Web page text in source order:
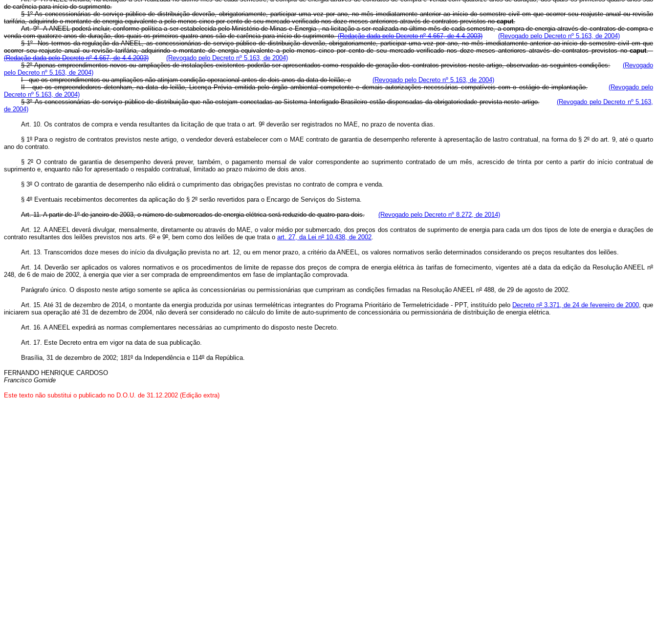
de carência para início do suprimento.
§ 1º As concessionárias de serviço público de distribuição deverão, obrigatoriamente, participar uma vez por ano, no mês imediatamente anterior ao início do semestre civil em que ocorrer seu reajuste anual ou revisão
tarifária, adquirindo o montante de energia equivalente a pelo menos cinco por cento de seu mercado verificado nos doze meses anteriores através de contratos previstos nocaput.
Art. 9º A ANEEL poderá incluir, conforme política a ser estabelecida pelo Ministério de Minas e Energia , na licitação a ser realizada no último mês de cada semestre, a compra de energia através de contratos de compra e
venda com quatorze anos de duração, dos quais os primeiros quatro anos são de carência para início do suprimento.(Redação dada pelo Decreto nº 4.667, de 4.4.2003)
(Revogado pelo Decreto nº 5.163, de 2004)
§ 1º Nos termos da regulação da ANEEL, as concessionárias de serviço público de distribuição deverão, obrigatoriamente, participar uma vez por ano, no mês imediatamente anterior ao início do semestre civil em que
ocorrer seu reajuste anual ou revisão tarifária, adquirindo o montante de energia equivalente a pelo menos cinco por cento de seu mercado verificado nos doze meses anteriores através de contratos previstos nocaput.
(Redação dada pelo Decreto nº 4.667, de 4.4.2003)
(Revogado pelo Decreto nº 5.163, de 2004)
§ 2º Apenas empreendimentos novos ou ampliações de instalações existentes poderão ser apresentados como respaldo de geração dos contratos previstos neste artigo, observadas as seguintes condições:
(Revogado
pelo Decreto nº 5.163, de 2004)
I - que os empreendimentos ou ampliações não atinjam condição operacional antes de dois anos da data do leilão; e
(Revogado pelo Decreto nº 5.163, de 2004)
II - que os empreendedores detenham, na data do leilão, Licença Prévia emitida pelo órgão ambiental competente e demais autorizações necessárias compatíveis com o estágio de implantação.
(Revogado pelo
Decreto nº 5.163, de 2004)
§ 3º As concessionárias de serviço público de distribuição que não estejam conectadas ao Sistema Interligado Brasileiro estão dispensadas da obrigatoriedade prevista neste artigo.
(Revogado pelo Decreto nº 5.163,
de 2004)
Art. 10. Os contratos de compra e venda resultantes da licitação de que trata o art. 9º deverão ser registrados no MAE, no prazo de noventa dias.
§ 1ºPara o registro de contratos previstos neste artigo, o vendedor deverá estabelecer com o MAE contrato de garantia de desempenho referente à apresentação de lastro contratual, na forma do § 2º do art. 9, até o quarto
ano do contrato.
§ 2ºO contrato de garantia de desempenho deverá prever, também, o pagamento mensal de valor correspondente ao suprimento contratado de um mês, acrescido de trinta por cento a partir do início contratual de
suprimento e, enquanto não for apresentado o respaldo contratual, limitado ao prazo máximo de dois anos.
§ 3º O contrato de garantia de desempenho não elidirá o cumprimento das obrigações previstas no contrato de compra e venda.
§ 4º Eventuais recebimentos decorrentes da aplicação do § 2º serão revertidos para o Encargo de Serviços do Sistema.
Art. 11. A partir de 1º de janeiro de 2003, o número de submercados de energia elétrica será reduzido de quatro para dois. (Revogado pelo Decreto nº 8.272, de 2014)
Art. 12. A ANEEL deverá divulgar, mensalmente, diretamente ou através do MAE, o valor médio por submercado, dos preços dos contratos de suprimento de energia para cada um dos tipos de lote de energia e durações de
contrato resultantes dos leilões previstos nos arts. 6º e 9º, bem como dos leilões de que trata o art. 27, da Lei nº 10.438, de 2002.
Art. 13. Transcorridos doze meses do início da divulgação prevista no art. 12, ou em menor prazo, a critério da ANEEL, os valores normativos serão determinados considerando os preços resultantes dos leilões.
Art. 14. Deverão ser aplicados os valores normativos e os procedimentos de limite de repasse dos preços de compra de energia elétrica às tarifas de fornecimento, vigentes até a data da edição da Resolução ANEEL nº
248, de 6 de maio de 2002, à energia que vier a ser comprada de empreendimentos em fase de implantação comprovada.
Parágrafo único. O disposto neste artigo somente se aplica às concessionárias ou permissionárias que cumpriram as condições firmadas na Resolução ANEEL nº 488, de 29 de agosto de 2002.
Art. 15. Até 31 de dezembro de 2014, o montante da energia produzida por usinas termelétricas integrantes do Programa Prioritário de Termeletricidade - PPT, instituído pelo Decreto nº 3.371, de 24 de fevereiro de 2000, que
iniciarem sua operação até 31 de dezembro de 2004, não deverá ser considerado no cálculo do limite de auto-suprimento de concessionária ou permissionária de distribuição de energia elétrica.
Art. 16. A ANEEL expedirá as normas complementares necessárias ao cumprimento do disposto neste Decreto.
Art. 17. Este Decreto entra em vigor na data de sua publicação.
Brasília, 31 de dezembro de 2002; 181º da Independência e 114º da República.
FERNANDO HENRIQUE CARDOSO
Francisco Gomide
Este texto não substitui o publicado no D.O.U. de 31.12.2002 (Edição extra)